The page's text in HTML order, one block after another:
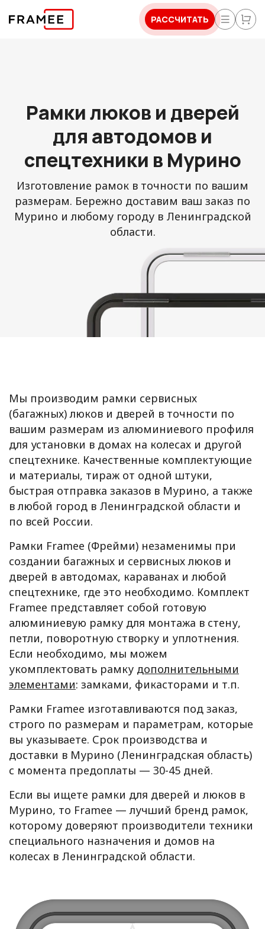
РАССЧИТАТЬ
Рамки люков и дверей
для автодомов и
спецтехники в Мурино
Изготовление рамок в точности по вашим
размерам. Бережно доставим ваш заказ по
Мурино и любому городу в Ленинградской
области.
Мы производим рамки сервисных
(багажных) люков и дверей в точности по
вашим размерам из алюминиевого профиля
для установки в домах на колесах и другой
спецтехнике. Качественные комплектующие
и материалы, тираж от одной штуки,
быстрая отправка заказов в Мурино, а также
в любой город в Ленинградской области и
по всей России.
Рамки Framee (Фрейми) незаменимы при
создании багажных и сервисных люков и
дверей в автодомах, караванах и любой
спецтехнике, где это необходимо. Комплект
Framee представляет собой готовую
алюминиевую рамку для монтажа в стену,
петли, поворотную створку и уплотнения.
Если необходимо, мы можем
укомплектовать рамку дополнительными
элементами: замками, фикасторами и т.п.
Рамки Framee изготавливаются под заказ,
строго по размерам и параметрам, которые
вы указываете. Срок производства и
доставки в Мурино (Ленинградская область)
с момента предоплаты — 30-45 дней.
Если вы ищете рамки для дверей и люков в
Мурино, то Framee — лучший бренд рамок,
которому доверяют производители техники
специального назначения и домов на
колесах в Ленинградской области.